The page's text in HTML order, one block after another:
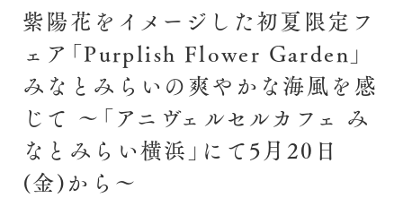
紫陽花をイメージした初夏限定フ
ェア「Purplish Flower Garden」
みなとみらいの爽やかな海風を感
じて ～「アニヴェルセルカフェ み
なとみらい横浜」にて5月20日
(金)から～
アニヴェルセルの姿勢
スタッフスナップ
ふたりの体験談
式場のご案内
アニヴェルセル みなとみらい横浜
アニヴェルセル ヒルズ横浜（新横浜）
アニヴェルセル 大宮
アニヴェルセル 長野
アニヴェルセル 白壁（名古屋）